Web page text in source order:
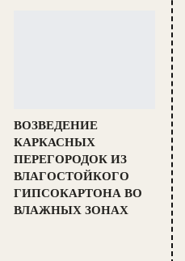
ВОЗВЕДЕНИЕ
КАРКАСНЫХ
ПЕРЕГОРОДОК ИЗ
ВЛАГОСТОЙКОГО
ГИПСОКАРТОНА ВО
ВЛАЖНЫХ ЗОНАХ